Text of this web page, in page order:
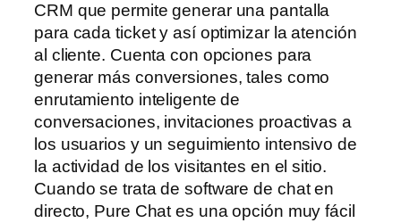
CRM que permite generar una pantalla
para cada ticket y así optimizar la atención
al cliente. Cuenta con opciones para
generar más conversiones, tales como
enrutamiento inteligente de
conversaciones, invitaciones proactivas a
los usuarios y un seguimiento intensivo de
la actividad de los visitantes en el sitio.
Cuando se trata de software de chat en
directo, Pure Chat es una opción muy fácil